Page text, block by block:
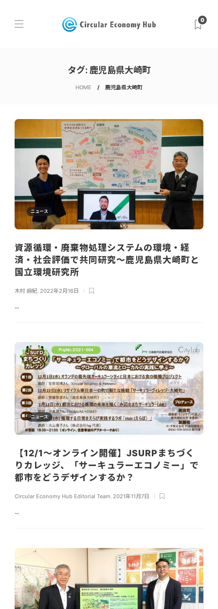
0
タグ: 鹿児島県大崎町
HOME 鹿児島県大崎町
ニュース
資源循環・廃棄物処理システムの環境・経
済・社会評価で共同研究～鹿児島県大崎町と
国立環境研究所
木村 麻紀 2022年2月16日
...
ニュース
【12/1～オンライン開催】JSURPまちづく
りカレッジ、「サーキュラーエコノミー」で
都市をどうデザインするか？
Circular Economy Hub Editorial Team 2021年11月7日
...